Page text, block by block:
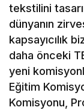
tekstilini
dünyanın
kapsayıcılık
daha önceki
yeni
Eğitim
Komisyonu,